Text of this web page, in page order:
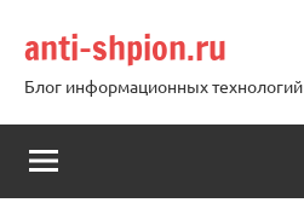
содержимому
anti-shpion.ru
Блог информационных технологий